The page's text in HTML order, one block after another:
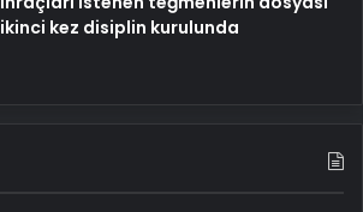
ikinci kez disiplin kurulunda